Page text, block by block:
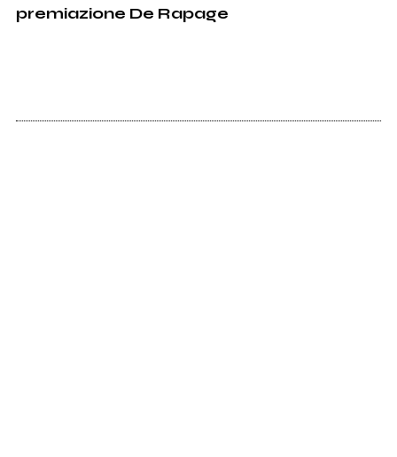
premiazione De Rapage